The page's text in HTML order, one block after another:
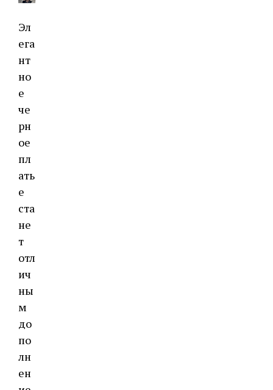
Эл
ега
нт
но
е
че
рн
ое
пл
ать
е
ста
не
т
отл
ич
ны
м
до
по
лн
ен